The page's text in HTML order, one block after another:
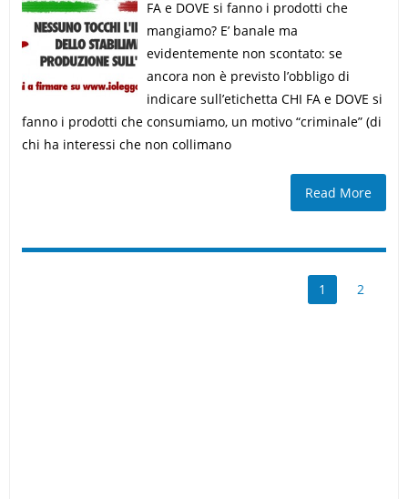
FA e DOVE si fanno i prodotti che
mangiamo? E’ banale ma
evidentemente non scontato: se
ancora non è previsto l’obbligo di
indicare sull’etichetta CHI FA e DOVE si
fanno i prodotti che consumiamo, un motivo “criminale” (di
chi ha interessi che non collimano
Read More
1 2